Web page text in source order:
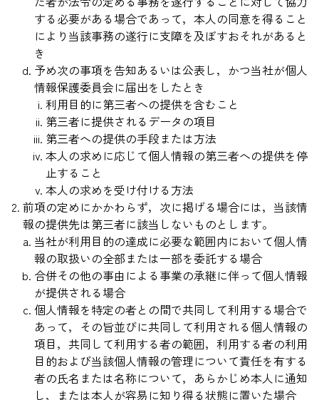
する必要がある場合であって，本人の同意を得ること
により当該事務の遂行に支障を及ぼすおそれがあると
き
予め次の事項を告知あるいは公表し，かつ当社が個人
情報保護委員会に届出をしたとき
利用目的に第三者への提供を含むこと
第三者に提供されるデータの項目
第三者への提供の手段または方法
本人の求めに応じて個人情報の第三者への提供を停
止すること
本人の求めを受け付ける方法
前項の定めにかかわらず，次に掲げる場合には，当該情
報の提供先は第三者に該当しないものとします。
当社が利用目的の達成に必要な範囲内において個人情
報の取扱いの全部または一部を委託する場合
合併その他の事由による事業の承継に伴って個人情報
が提供される場合
個人情報を特定の者との間で共同して利用する場合で
あって，その旨並びに共同して利用される個人情報の
項目，共同して利用する者の範囲，利用する者の利用
目的および当該個人情報の管理について責任を有する
者の氏名または名称について，あらかじめ本人に通知
し，または本人が容易に知り得る状態に置いた場合